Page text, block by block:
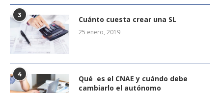
3 Cuánto cuesta crear una SL
25 enero, 2019
4
Qué es el CNAE y cuándo debe
cambiarlo el autónomo